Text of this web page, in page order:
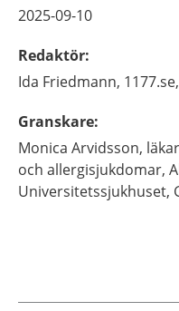
2025-09-10
Redaktör:
Ida Friedmann,
Granskare:
Monica Arvidsson,
och allergisjukdomar,
Universitetssjukhuset,